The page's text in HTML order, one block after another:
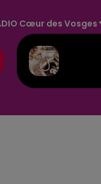
Cœur des Vosges